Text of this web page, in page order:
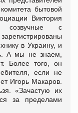
бытовой
Виктория
созвучные с
в Украину, и
А мы не знаем,
Более того, он
если не
Игорь Макаров.
«Зачастую их
за пределами